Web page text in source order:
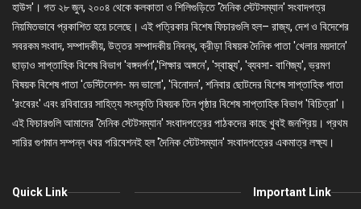
হাউস'। গত ২৮ জুন, ২০০৪ থেকে কলকাতা ও শিলিগুড়িতে 'দৈনিক স্টেটসম্যান' সংবাদপত্র
নিয়মিতভাবে প্রকাশিত হয়ে চলেছে। এই পত্রিকার বিশেষ ফিচারগুলি হল– রাজ্য, দেশ ও বিদেশের
সবরকম সংবাদ, সম্পাদকীয়, উত্তর সম্পাদকীয় নিবন্ধ, ক্রীড়া বিষয়ক দৈনিক পাতা 'খেলার ময়দানে'
ছাড়াও সাপ্তাহিক বিশেষ বিভাগ 'বঙ্গদর্পণ','শিক্ষার অঙ্গনে', 'স্বাস্থ্য', 'ব্যবসা- বাণিজ্য', ভ্রমণ
বিষয়ক বিশেষ পাতা 'ডেস্টিনেশন- মন ভালো', 'বিনোদন', শনিবার ছোটদের বিশেষ সাপ্তাহিক পাতা
'রংবেরং' এবং রবিবারের সাহিত্য সংস্কৃতি বিষয়ক তিন পৃষ্ঠার বিশেষ সাপ্তাহিক বিভাগ 'বিচিত্রা'।
এই ফিচারগুলি আমাদের 'দৈনিক স্টেটসম্যান' সংবাদপত্রের পাঠকদের কাছে খুবই জনপ্রিয়। প্রথম
সারির গুণমান সম্পন্ন খবর পরিবেশনই হল 'দৈনিক স্টেটসম্যান' সংবাদপত্রের একমাত্র লক্ষ্য।
Quick Link Important Link